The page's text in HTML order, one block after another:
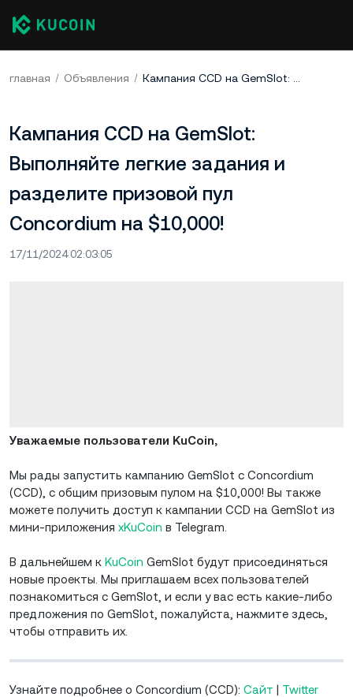
главная Объявления Кампания CCD на GemSlot: Выполняйте легкие задания и разделите призовой пул Concordium на $10,000!
Кампания CCD на GemSlot:
Выполняйте легкие задания и
разделите призовой пул
Concordium на $10,000!
17/11/2024 02:03:05
Уважаемые пользователи KuCoin,
Мы рады запустить кампанию GemSlot с Concordium
(CCD), с общим призовым пулом на $10,000! Вы также
можете получить доступ к кампании CCD на GemSlot из
мини-приложения xKuCoin в Telegram.
В дальнейшем к KuCoin GemSlot будут присоединяться
новые проекты. Мы приглашаем всех пользователей
познакомиться с GemSlot, и если у вас есть какие-либо
предложения по GemSlot, пожалуйста, нажмите здесь,
чтобы отправить их.
Узнайте подробнее о Concordium (CCD): Сайт | Twitter